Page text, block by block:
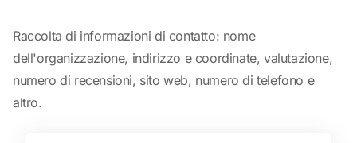
Raccolta di informazioni di contatto: nome
dell'organizzazione, indirizzo e coordinate, valutazione,
numero di recensioni, sito web, numero di telefono e
altro.